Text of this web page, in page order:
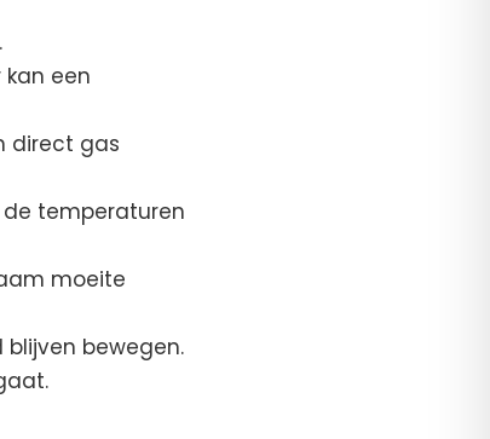
een
direct gas
de temperaturen
moeite
bewegen.